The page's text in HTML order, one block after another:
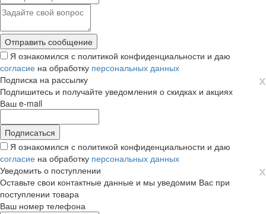
Я ознакомился с политикой конфиденциальности и даю
согласие на обработку персональных данных
х
Подписка на рассылку
Подпишитесь и получайте уведомления о скидках и акциях
Ваш e-mail
Я ознакомился с политикой конфиденциальности и даю
согласие на обработку персональных данных
х
Уведомить о поступлении
Оставьте свои контактные данные и мы уведомим Вас при
поступлении товара
Ваш номер телефона